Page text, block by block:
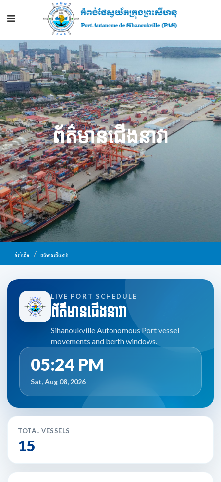
ព័ត៌មានជើងនាវា
ទំព័រដើម ព័ត៌មានជើងនាវា
LIVE PORT SCHEDULE
ព័ត៌មានជើងនាវា
Sihanoukville Autonomous Port vessel
movements and berth windows.
05:24 PM
Sat, Aug 08, 2026
TOTAL VESSELS
15